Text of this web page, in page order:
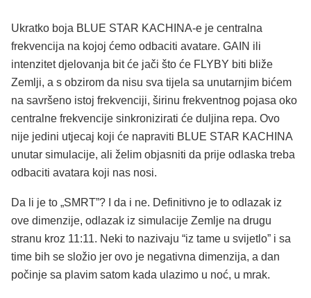
Ukratko boja BLUE STAR KACHINA-e je centralna
frekvencija na kojoj ćemo odbaciti avatare. GAIN ili
intenzitet djelovanja bit će jači što će FLYBY biti bliže
Zemlji, a s obzirom da nisu sva tijela sa unutarnjim bićem
na savršeno istoj frekvenciji, širinu frekventnog pojasa oko
centralne frekvencije sinkronizirati će duljina repa. Ovo
nije jedini utjecaj koji će napraviti BLUE STAR KACHINA
unutar simulacije, ali želim objasniti da prije odlaska treba
odbaciti avatara koji nas nosi.
Da li je to „SMRT”? I da i ne. Definitivno je to odlazak iz
ove dimenzije, odlazak iz simulacije Zemlje na drugu
stranu kroz 11:11. Neki to nazivaju “iz tame u svijetlo” i sa
time bih se složio jer ovo je negativna dimenzija, a dan
počinje sa plavim satom kada ulazimo u noć, u mrak.